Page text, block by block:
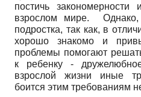
постичь
взрослом мире. Однако,
подростка, так как, в
хорошо знакомо и
проблемы помогают
к ребенку -
взрослой жизни иные
боится этим требованиям